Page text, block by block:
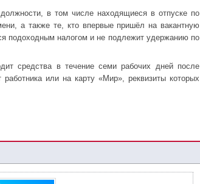
в том числе находящиеся в отпуске по
а также те, кто впервые пришёл на вакантную
подоходным налогом и не подлежит удержанию по
средства в течение семи рабочих дней после
или на карту «Мир», реквизиты которых